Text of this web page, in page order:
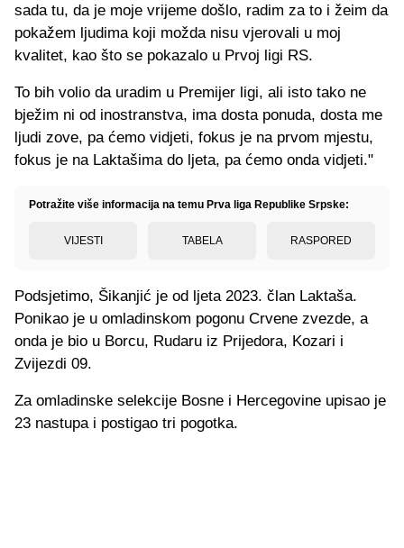
sada tu, da je moje vrijeme došlo, radim za to i žeim da
pokažem ljudima koji možda nisu vjerovali u moj
kvalitet, kao što se pokazalo u Prvoj ligi RS.
To bih volio da uradim u Premijer ligi, ali isto tako ne
bježim ni od inostranstva, ima dosta ponuda, dosta me
ljudi zove, pa ćemo vidjeti, fokus je na prvom mjestu,
fokus je na Laktašima do ljeta, pa ćemo onda vidjeti."
Potražite više informacija na temu Prva liga Republike Srpske:
VIJESTI TABELA RASPORED
Podsjetimo, Šikanjić je od ljeta 2023. član Laktaša.
Ponikao je u omladinskom pogonu Crvene zvezde, a
onda je bio u Borcu, Rudaru iz Prijedora, Kozari i
Zvijezdi 09.
Za omladinske selekcije Bosne i Hercegovine upisao je
23 nastupa i postigao tri pogotka.